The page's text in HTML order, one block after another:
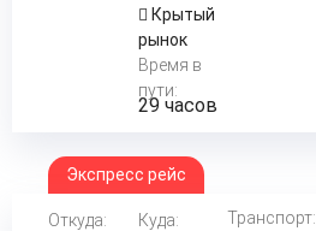
Крытый
рынок
Время в
пути:
29 часов
Экспресс рейс
Откуда: Куда:
Транспорт: